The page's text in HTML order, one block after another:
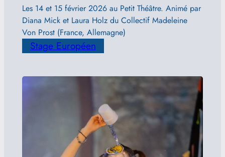
Les 14 et 15 février 2026 au Petit Théâtre. Animé par
Diana Mick et Laura Holz du Collectif Madeleine
Von Prost (France, Allemagne)
Stage Européen